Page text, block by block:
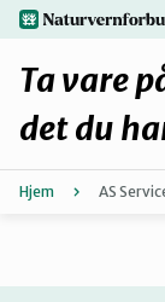
Hopp
til
hovedinnhold
Ta vare
det du
Hjem AS